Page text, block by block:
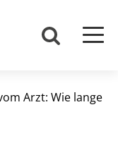
Arzt: Wie lange